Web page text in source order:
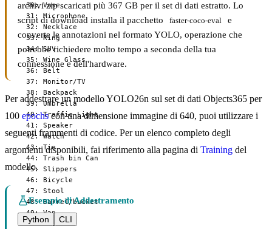
  30: Vase
  31: Microphone
  32: Necklace
  33: Ring
  34: SUV
  35: Wine Glass
  36: Belt
  37: Monitor/TV
  38: Backpack
  39: Umbrella
  40: Traffic Light
  41: Speaker
  42: Watch
  43: Tie
  44: Trash bin Can
  45: Slippers
  46: Bicycle
  47: Stool
  48: Barrel/bucket
  49: Van
  50: Couch
archivi zip scaricati più 367 GB per il set di dati estratto. Lo
script di download installa il pacchetto
faster-coco-eval
e
converte le annotazioni nel formato YOLO, operazione che
potrebbe richiedere molto tempo a seconda della tua
connessione e dell'hardware.
Per addestrare un modello YOLO26n sul set di dati Objects365 per
100 epochscon una dimensione immagine di 640, puoi utilizzare i
seguenti frammenti di codice. Per un elenco completo degli
argomenti disponibili, fai riferimento alla pagina di Training del
modello.
Esempio di Addestramento
Python
CLI